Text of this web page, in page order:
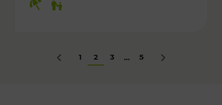
Zurück
1 2 3 ... 5 Nächstes